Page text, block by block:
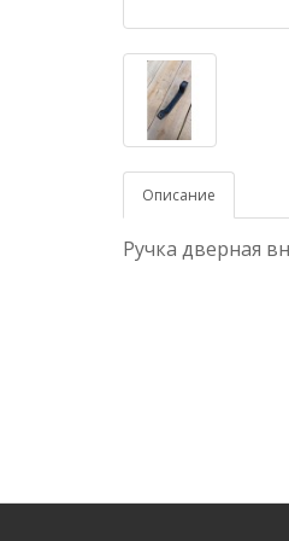
Описание
Ручка дверная